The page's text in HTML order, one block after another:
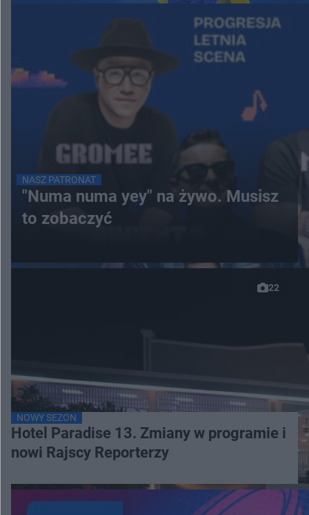
NASZ PATRONAT
"Numa numa yey" na żywo. Musisz
to zobaczyć
22
NOWY SEZON
Hotel Paradise 13. Zmiany w programie i
nowi Rajscy Reporterzy